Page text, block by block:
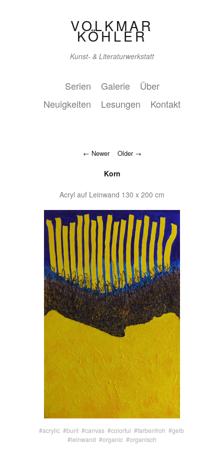
VOLKMAR
KÖHLER
Kunst- & Literaturwerkstatt
Serien Galerie
Über
Neuigkeiten
Lesungen Kontakt
Newer Older
Korn
Acryl auf Leinwand 130 x 200 cm
#acrylic #bunt #canvas #colorful #farbenfroh #gelb
#leinwand #organic #organisch